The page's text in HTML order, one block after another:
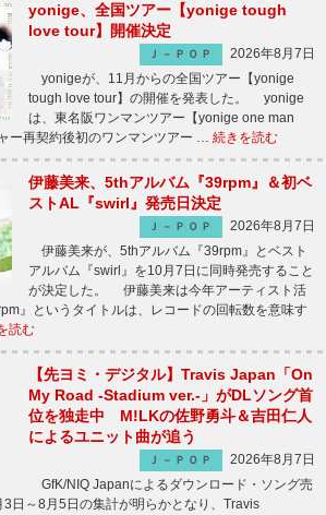
yonige、全国ツアー【yonige tough
love tour】開催決定
Ｊ－ＰＯＰ
2026年8月7日
yonigeが、11月からの全国ツアー【yonige
tough love tour】の開催を発表した。 yonige
は、東名阪ワンマンツアー【yonige one man
ー再契約後初のワンマンツアー … 続きを読む
伊藤美来、5thアルバム『39rpm』＆初ベ
ストAL『swirl』発売日決定
Ｊ－ＰＯＰ
2026年8月7日
伊藤美来が、5thアルバム『39rpm』とベスト
アルバム『swirl』を10月7日に同時発売すること
が決定した。 伊藤美来は今年アーティスト活
』というタイトルは、レコードの回転数を意味す
読む
【先ヨミ・デジタル】Travis Japan「On
My Road -Stadium ver.-」がDLソング首
位を独走中 M!LKの佐野勇斗＆吉田仁人
によるユニット曲が追う
Ｊ－ＰＯＰ
2026年8月7日
GfK/NIQ Japanによるダウンロード・ソング売
日～8月5日の集計が明らかとなり、Travis